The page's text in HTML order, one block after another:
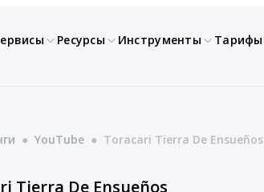
Ресурсы Инструменты Тарифы
● YouTube ● Toracari Tierra De Ensueños
Tierra De Ensueños